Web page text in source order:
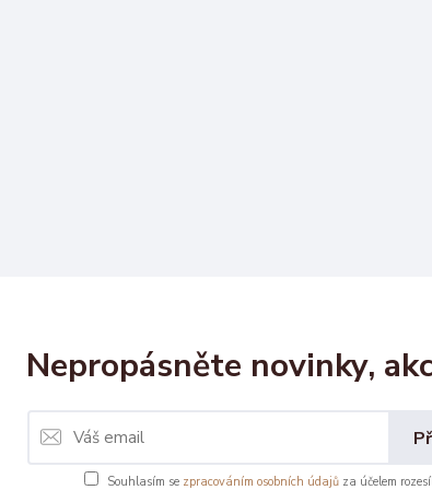
Nepropásněte novinky,
Souhlasím se zpracováním osobních údajů za účelem